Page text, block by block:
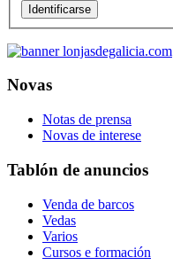
Novas
Notas de prensa
Novas de interese
Tablón de anuncios
Venda de barcos
Vedas
Varios
Cursos e formación